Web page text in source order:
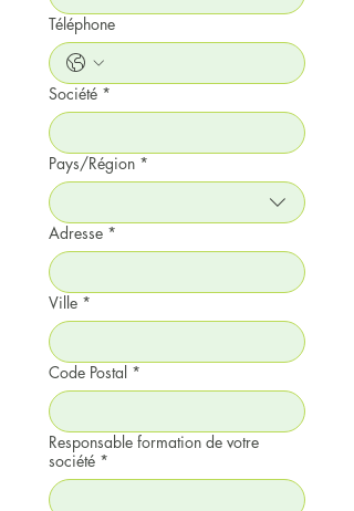
Téléphone
Société *
Adresse multiligne
Pays/Région *
Adresse *
Ville *
Code Postal *
Responsable formation de votre
société *